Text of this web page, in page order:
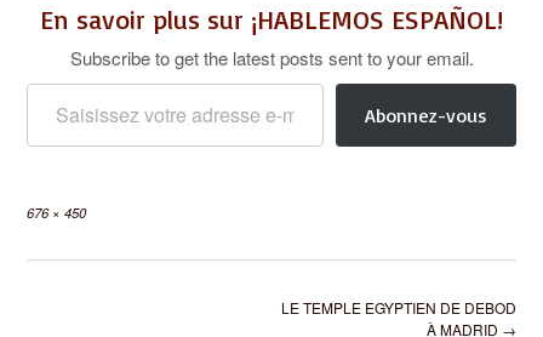
En savoir plus sur ¡HABLEMOS ESPAÑOL!
Subscribe to get the latest posts sent to your email.
Saisissez votre adresse e-mail…
Abonnez-vous
Full
676 × 450
LE TEMPLE EGYPTIEN DE DEBOD
À MADRID →